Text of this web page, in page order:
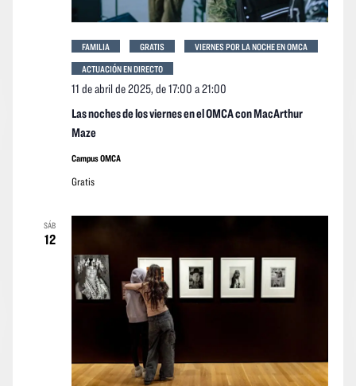
Las noches de los viernes en el OMCA con MacArthur
Maze
11 de abril de 2025, de 17:00 a21:00
FAMILIA GRATIS
VIERNES POR LA NOCHE EN OMCA
ACTUACIÓN EN DIRECTO
Campus OMCA
Gratis
SÁB
12